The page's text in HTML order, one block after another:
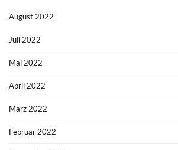
August 2022
Juli 2022
Mai 2022
April 2022
März 2022
Februar 2022